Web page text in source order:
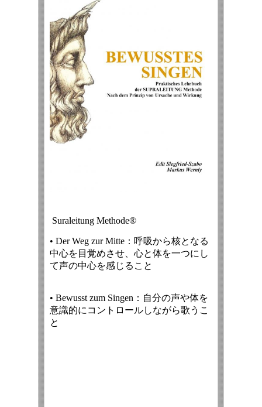
Suraleitung Methode®
• Der Weg zur Mitte：呼吸から核となる
中心を目覚めさせ、心と体を一つにし
て声の中心を感じること
• Bewusst zum Singen：自分の声や体を
意識的にコントロールしながら歌うこ
と